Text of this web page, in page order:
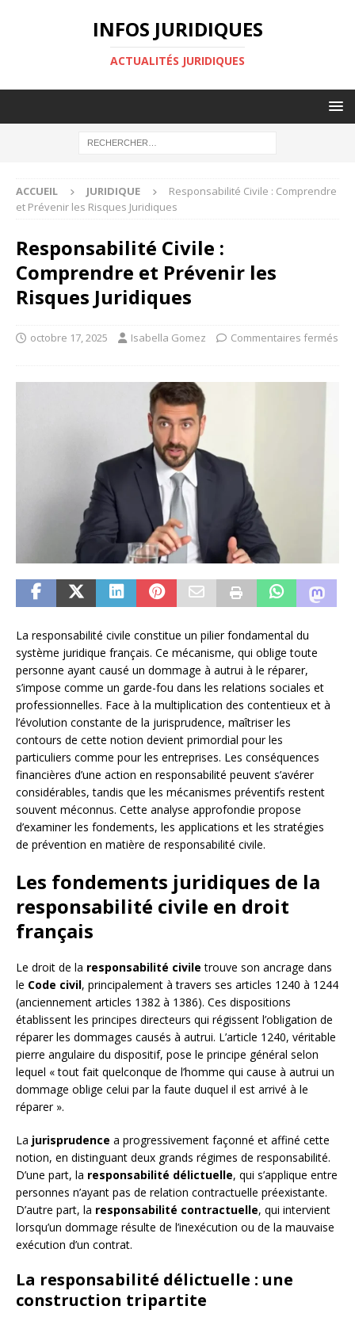
INFOS JURIDIQUES
ACTUALITÉS JURIDIQUES
ACCUEIL JURIDIQUE
Responsabilité Civile : Comprendre
et Prévenir les Risques Juridiques
Responsabilité Civile :
Comprendre et Prévenir les
Risques Juridiques
octobre 17, 2025 Isabella Gomez Commentaires fermés
La responsabilité civile constitue un pilier fondamental du
système juridique français. Ce mécanisme, qui oblige toute
personne ayant causé un dommage à autrui à le réparer,
s’impose comme un garde-fou dans les relations sociales et
professionnelles. Face à la multiplication des contentieux et à
l’évolution constante de la jurisprudence, maîtriser les
contours de cette notion devient primordial pour les
particuliers comme pour les entreprises. Les conséquences
financières d’une action en responsabilité peuvent s’avérer
considérables, tandis que les mécanismes préventifs restent
souvent méconnus. Cette analyse approfondie propose
d’examiner les fondements, les applications et les stratégies
de prévention en matière de responsabilité civile.
Les fondements juridiques de la
responsabilité civile en droit
français
Le droit de la responsabilité civile trouve son ancrage dans
le Code civil, principalement à travers ses articles 1240 à 1244
(anciennement articles 1382 à 1386). Ces dispositions
établissent les principes directeurs qui régissent l’obligation de
réparer les dommages causés à autrui. L’article 1240, véritable
pierre angulaire du dispositif, pose le principe général selon
lequel « tout fait quelconque de l’homme qui cause à autrui un
dommage oblige celui par la faute duquel il est arrivé à le
réparer ».
La jurisprudence a progressivement façonné et affiné cette
notion, en distinguant deux grands régimes de responsabilité.
D’une part, la responsabilité délictuelle, qui s’applique entre
personnes n’ayant pas de relation contractuelle préexistante.
D’autre part, la responsabilité contractuelle, qui intervient
lorsqu’un dommage résulte de l’inexécution ou de la mauvaise
exécution d’un contrat.
La responsabilité délictuelle : une
construction tripartite